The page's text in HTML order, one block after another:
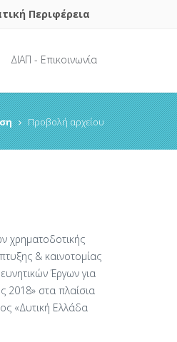
Περιφέρεια
ΔΙΑΠ - Επικοινωνία
Προβολή αρχείου
χρηματοδοτικής
& καινοτομίας
Έργων για
2018» στα πλαίσια
«Δυτική Ελλάδα